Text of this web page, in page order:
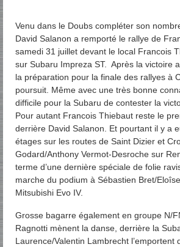
Venu dans le Doubs compléter son
David Salanon a remporté le rallye de
samedi 31 juillet devant le local Francois
sur Subaru Impreza ST. Après la victoire
la préparation pour la finale des rallyes à
poursuit. Même avec une très bonne
difficile pour la Subaru de contester la
Pour autant Francois Thiebaut reste le
derrière David Salanon. Et pourtant il y a
étages sur les routes de Saint Dizier et
Godard/Anthony Vermot-Desroche sur
terme d’une dernière spéciale de folie
marche du podium à Sébastien Bret/
Mitsubishi Evo IV.
Grosse bagarre également en groupe N/
Ragnotti mènent la danse, derrière la
Laurence/Valentin Lambrecht l’emportent